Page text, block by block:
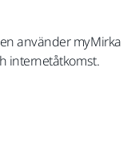
använder myMirka
internetåtkomst.